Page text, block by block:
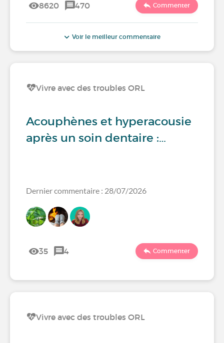
8620 470 Commenter
Voir le meilleur commentaire
Vivre avec des troubles ORL
Acouphènes et hyperacousie
après un soin dentaire :…
Dernier commentaire : 28/07/2026
35 4 Commenter
Vivre avec des troubles ORL